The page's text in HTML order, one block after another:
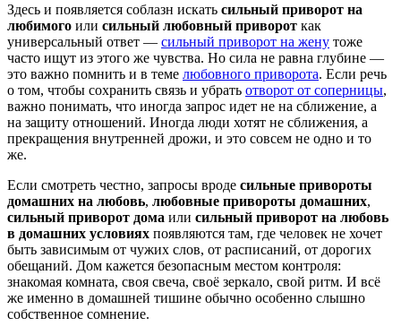
Здесь и появляется соблазн искать сильный приворот на
любимого или сильный любовный приворот как
универсальный ответ — сильный приворот на жену тоже
часто ищут из этого же чувства. Но сила не равна глубине —
это важно помнить и в теме любовного приворота. Если речь
о том, чтобы сохранить связь и убрать отворот от соперницы,
важно понимать, что иногда запрос идет не на сближение, а
на защиту отношений. Иногда люди хотят не сближения, а
прекращения внутренней дрожи, и это совсем не одно и то
же.
Если смотреть честно, запросы вроде сильные привороты
домашних на любовь, любовные привороты домашних,
сильный приворот дома или сильный приворот на любовь
в домашних условиях появляются там, где человек не хочет
быть зависимым от чужих слов, от расписаний, от дорогих
обещаний. Дом кажется безопасным местом контроля:
знакомая комната, своя свеча, своё зеркало, свой ритм. И всё
же именно в домашней тишине обычно особенно слышно
собственное сомнение.